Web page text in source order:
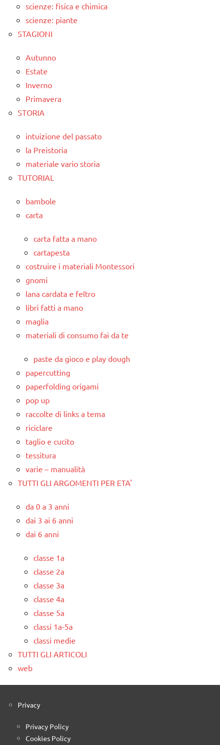
scienze: fisica e chimica
scienze: piante
STAGIONI
Autunno
Estate
Inverno
Primavera
STORIA
intuizione del passato
la Preistoria
materiale vario storia
TUTORIAL
bambole
carta
carta fatta a mano
cartapesta
costruire i materiali Montessori
gnomi
lana cardata e feltro
libri fatti a mano
maglia
materiali di consumo fai da te
paste da gioco e play dough
papercutting
paperfolding origami
pop up
raccolte di links a tema
riciclare
taglio e cucito
tessitura
varie – manualità
TUTTI GLI ARGOMENTI PER ETA'
da 0 a 3 anni
dai 3 ai 6 anni
dai 6 anni
classe 1a
classe 2a
classe 3a
classe 4a
classe 5a
classi 1a-5a
classi medie
TUTTI GLI ARTICOLI
web
Privacy
Privacy Policy
Cookies Policy